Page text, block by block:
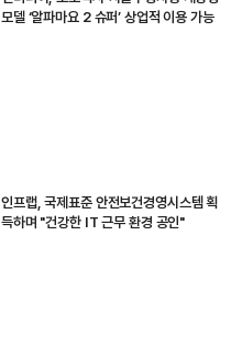
모델 ‘알파마요 2 슈퍼’ 상업적 이용 가능
인프랩, 국제표준 안전보건경영시스템 획
득하며 "건강한 IT 근무 환경 공인"